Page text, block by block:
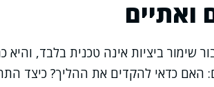
ואתיים
שימור ביציות אינה טכנית בלבד, והיא
כדאי להקדים את ההליך? כיצד